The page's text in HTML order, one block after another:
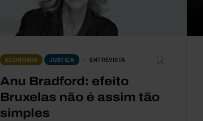
ECONOMIA JUSTIÇA ENTREVISTA
Anu Bradford: efeito
Bruxelas não é assim tão
simples